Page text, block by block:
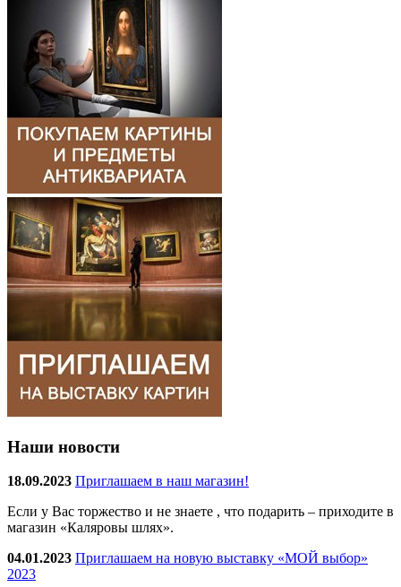
Наши новости
18.09.2023 Приглашаем в наш магазин!
Если у Вас торжество и не знаете , что подарить – приходите в
магазин «Каляровы шлях».
04.01.2023 Приглашаем на новую выставку «МОЙ выбор»
2023